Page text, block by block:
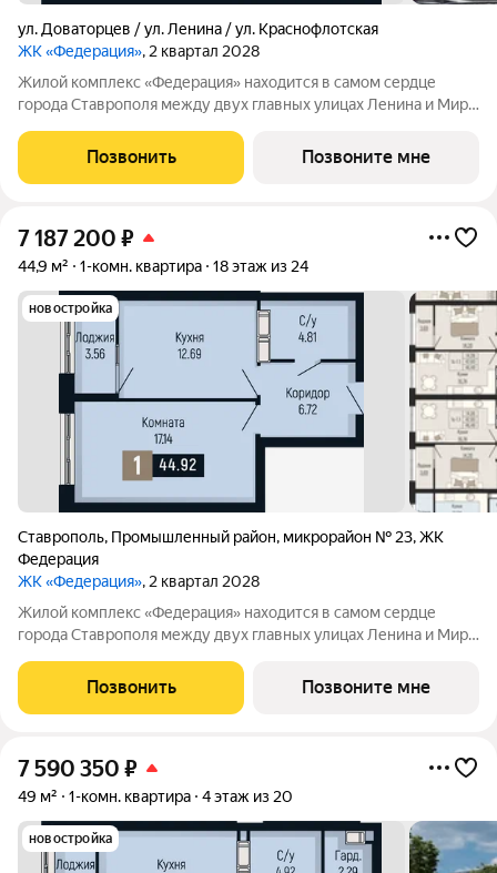
ул. Доваторцев / ул. Ленина / ул. Краснофлотская
ЖК «Федерация», 2 квартал 2028
Жилой комплекс «Федерация» находится в самом сердце
города Ставрополя между двух главных улицах Ленина и Мира,
Доваторцев. Зеленый двор способен придать новый уровень
качеству жизни, а его хозяину
Позвонить Позвоните мне
7 187 200 ₽
44,9 м² 1-комн. квартира 18 этаж из 24
новостройка
Ставрополь, Промышленный район, микрорайон № 23,ЖК
Федерация
ЖК «Федерация», 2 квартал 2028
Жилой комплекс «Федерация» находится в самом сердце
города Ставрополя между двух главных улицах Ленина и Мира,
Доваторцев. Зеленый двор способен придать новый уровень
качеству жизни, а его хозяину
Позвонить Позвоните мне
7 590 350 ₽
49 м² 1-комн. квартира 4 этаж из 20
новостройка